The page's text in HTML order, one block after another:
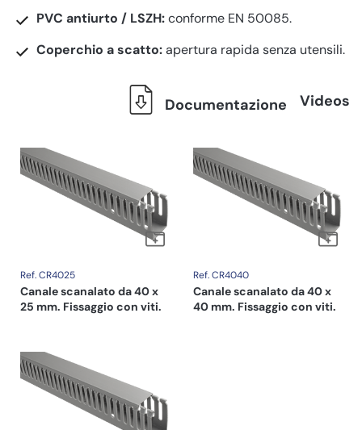
PVC antiurto / LSZH:conforme EN 50085.
Coperchio a scatto:apertura rapida senza utensili.
Documentazione Videos
Ref. CR4025
Canale scanalato da 40 x
25 mm. Fissaggio con viti.
Ref. CR4040
Canale scanalato da 40 x
40 mm. Fissaggio con viti.